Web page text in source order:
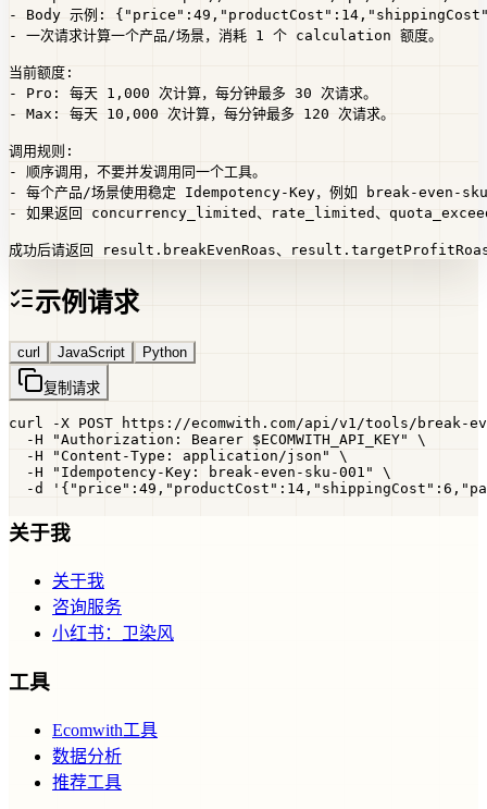
- Body 示例:
- 一次请求计算一个产品/场景，消耗 1 个 calculation 额度。
当前额度:
- Pro: 每天 1,000 次计算，每分钟最多 30 次请求。
- Max: 每天 10,000 次计算，每分钟最多 120 次请求。
调用规则:
- 顺序调用，不要并发调用同一个工具。
- 每个产品/场景使用稳定 Idempotency-Key，例如 break-even-
- 如果返回 concurrency_limited、rate_limited、
成功后请返回 result.breakEvenRoas、
示例请求
curl JavaScript Python
复制请求
curl -X POST https://ecomwith.com/api/v1/tools/break-
  -H "Authorization: Bearer $ECOMWITH_API_KEY" \
  -H "Content-Type: application/json" \
  -H "Idempotency-Key: break-even-sku-001" \
-d
关于我
关于我
咨询服务
小红书：卫染风
工具
Ecomwith工具
数据分析
推荐工具